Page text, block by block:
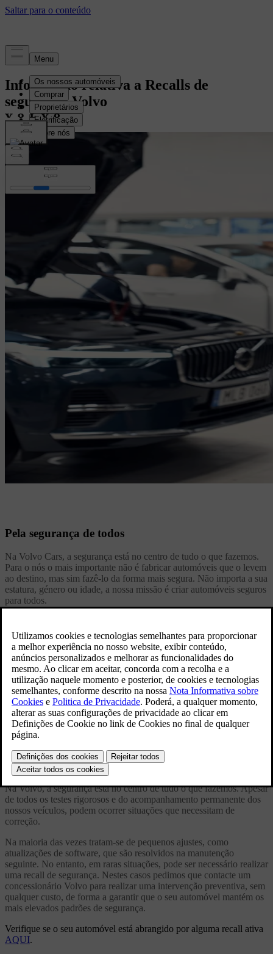
Informação relativa a Recalls de
segurança Volvo
Pela segurança de todos
Na Volvo Cars, a segurança está no centro de tudo o que fazemos.
Para o nós o mais importante não é fabricar automóveis que o levem
ao destino, mas sim fazê-lo da forma mais segura. Não importa a sua
estatura, género ou idade, a nossa missão é criar automóveis seguros
para todos.
colocamos as pessoas em primeiro lugar. Antes de sair da fábrica,
qualquer novo Volvo passa por um extenso programa de controle de
qualidade, garantindo que tudo está em linha com os nossos
exigentes padrões de qualidade e segurança. Mas o nosso trabalho
não termina aí. Através dos nossos sistemas de qualidade e estreita
cooperação com a nossa rede de concessionários em todo o mundo,
acompanhamos os nossos modelos até muito depois de deixarem a
fábrica, procurando assim perceber como a condução real e diária
afeta o automóvel e seus componentes.
O nosso compromisso com a segurança dura toda uma vida.
Recalls de Segurança
Na Volvo, a segurança está no centro de tudo o que fazemos. Apesar
de todos os testes rigorosos e do acompanhamento permanente dos
nossos veículos, podem ocorrer situações que necessitam de
correção.
Na maioria das vezes tratam-se de pequenos ajustes, como
atualizações de software, que são resolvidos na manutenção
seguinte. No entanto, em raras situações, pode ser necessário realizar
uma recall de segurança. Nestes casos pedimos que contacte um
concessionário Volvo para realizar uma intervenção preventiva, sem
qualquer custo, de forma a garantir que o seu automóvel mantém os
mais elevados padrões de segurança.
Verifique se o seu automóvel está abrangido por alguma recall ativa
AQUI.